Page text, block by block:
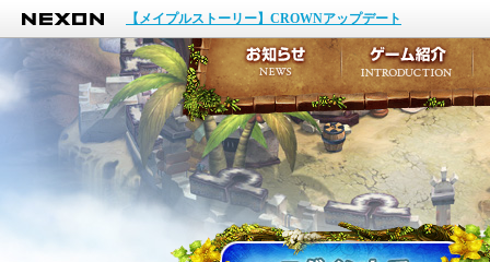
NEXON
【メイプルストーリー】CROWNアップデート
お知らせ
イベント
アップデート
メンテナンス